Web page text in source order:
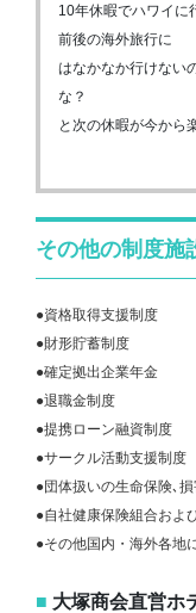
10年休暇でハワイに
前後の海外旅行に
はなかなか行けない
な？
と次の休暇が今から
その他の制度施
●資格取得支援制度
●財形貯蓄制度
●確定拠出企業年金
●退職金制度
●提携ローン融資制度
●サークル活動支援制度
●団体扱いの生命保険､
●自社健康保険組合およ
●その他国内・海外各地
■ 大塚商会直営ホ